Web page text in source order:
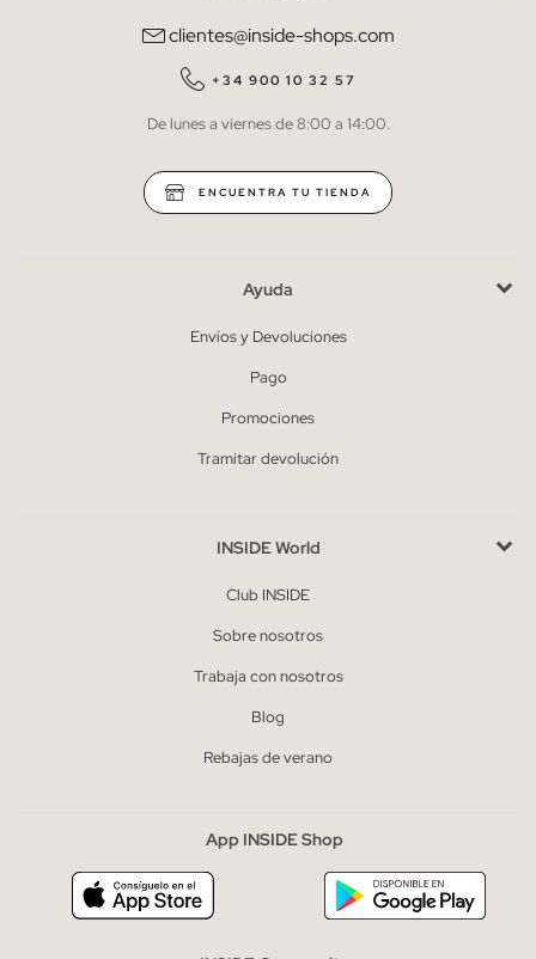
QUIERO SUSCRIBIRME
* Puedes cancelar la suscripción en cualquier momento.
clientes@inside-shops.com
+34 900 10 32 57
De lunes a viernes de 8:00 a 14:00.
ENCUENTRA TU TIENDA
Ayuda
Envíos y Devoluciones
Pago
Promociones
Tramitar devolución
INSIDE World
Club INSIDE
Sobre nosotros
Trabaja con nosotros
Blog
Rebajas de verano
App INSIDE Shop